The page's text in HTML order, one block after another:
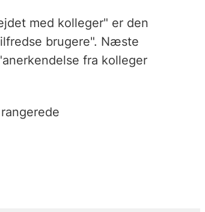
med kolleger" er den
brugere". Næste
fra kolleger